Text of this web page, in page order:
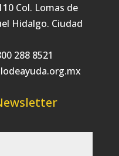
Col. Lomas de
Hidalgo. Ciudad
288 8521